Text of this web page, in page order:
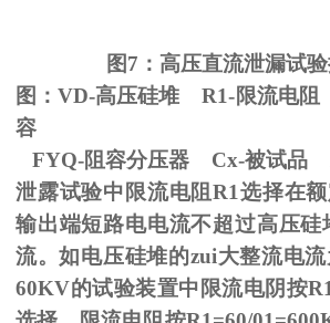
图7 ：高压直流泄漏试
图：VD-高压硅堆R1-限流电阻
容
FYQ-阻容分压器 Cx-被试品
泄露试验中限流电阻R1选择在
输出端短路电电流不超过高压硅
流。如电压硅堆的zui大整流电流
60KV的试验装置中限流电阴按